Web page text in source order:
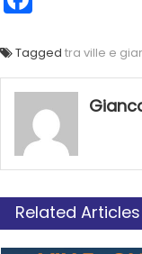
Tagged tra ville e
Related Articles